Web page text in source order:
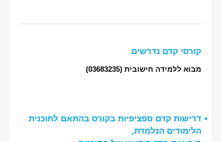
קורסי קדם נדרשים
מבוא ללמידה חישובית (03683235)
דרישות קדם ספציפיות בקורס בהתאם לתוכנית
הלימודים הנלמדת,